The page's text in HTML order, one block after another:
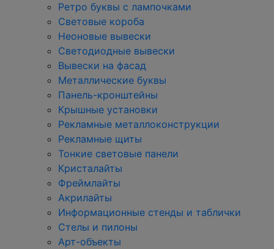
Ретро буквы с лампочками
Световые короба
Неоновые вывески
Светодиодные вывески
Вывески на фасад
Металлические буквы
Панель-кронштейны
Крышные установки
Рекламные металлоконструкции
Рекламные щиты
Тонкие световые панели
Кристалайты
Фреймлайты
Акрилайты
Информационные стенды и таблички
Стелы и пилоны
Арт-объекты